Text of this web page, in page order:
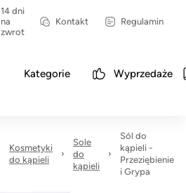
14 dni
na
zwrot
Kontakt Regulamin
Kategorie Wyprzedaże
Kosmetyki
do kąpieli
Sole
do
kąpieli
Sól do
kąpieli -
Przeziębienie
i Grypa